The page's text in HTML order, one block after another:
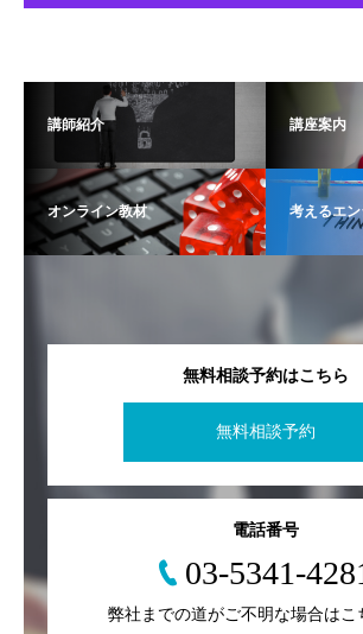
講師紹介 講座案内
オンライン教材 考えるエ
無料相談予約はこちら
無料相談予約
電話番号
03-5341-
弊社までの道がご不明な場合はこ